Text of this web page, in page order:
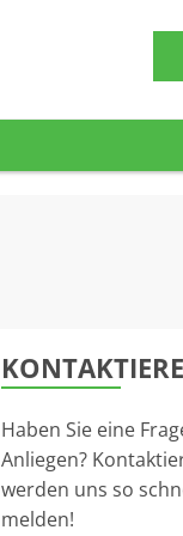
Haben Sie eine
Anliegen?
werden uns so
melden!